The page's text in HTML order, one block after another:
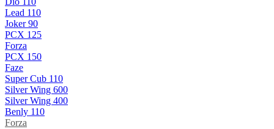
Lead 110
Joker 90
PCX 125
Forza
PCX 150
Faze
Super Cub 110
Silver Wing 600
Silver Wing 400
Benly 110
Forza